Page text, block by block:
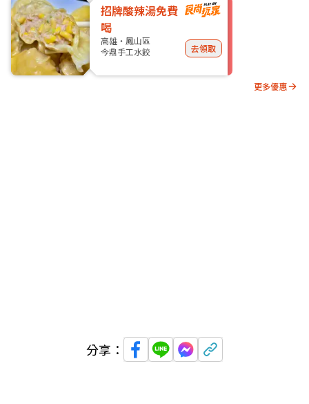
招牌酸辣湯免費
喝
高雄・鳳山區
今鼎手工水餃
去領取
更多優惠
分享：